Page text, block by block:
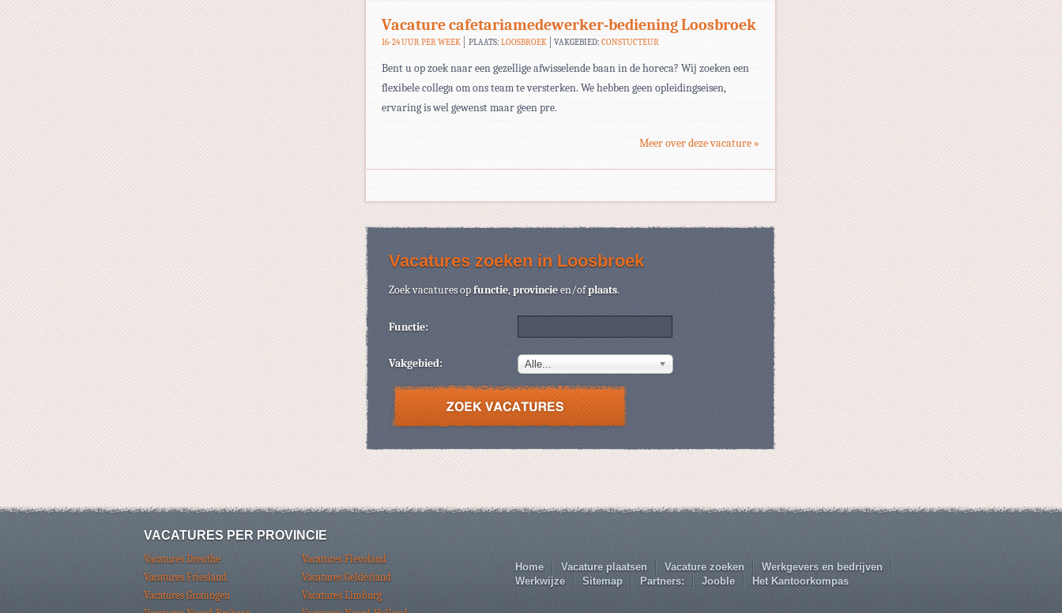
Vacature cafetariamedewerker-bediening Loosbroek
16-24 UUR PER WEEK PLAATS: LOOSBROEK VAKGEBIED:CONSTUCTEUR
Bent u op zoek naar een gezellige afwisselende baan in de horeca? Wij zoeken een
flexibele collega om ons team te versterken. We hebben geen opleidingseisen,
ervaring is wel gewenst maar geen pre.
Meer over deze vacature »
Vacatures zoeken in Loosbroek
Zoek vacatures opfunctie,provincieen/ofplaats.
Functie:
Vakgebied: Alle...
VACATURES PER PROVINCIE
Vacatures Drenthe
Vacatures Flevoland
Vacatures Friesland
Vacatures Gelderland
Vacatures Groningen
Vacatures Limburg
Home Vacature plaatsen Vacature zoeken
Werkgevers en bedrijven
Werkwijze
Sitemap Partners: Jooble Het Kantoorkompas